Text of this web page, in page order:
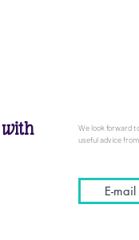
with
We look forward
useful advice